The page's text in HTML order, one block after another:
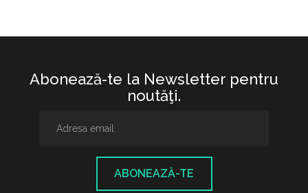
Abonează-te la Newsletter pentru
noutăţi.
ABONEAZĂ-TE